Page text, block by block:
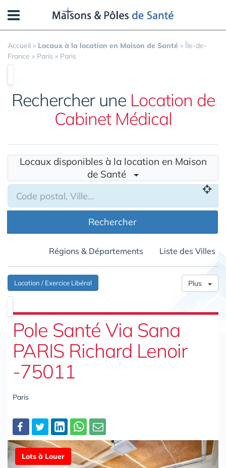
Accueil » Locaux à la location en Maison de Santé » Île-de-
France » Paris » Paris
Rechercher une Location de
Cabinet Médical
Locaux disponibles à la location en Maison
de Santé
Rechercher
Régions & Départements Liste des Villes
Location / Exercice Libéral Plus
Pole Santé Via Sana
PARIS Richard Lenoir
-75011
Paris
Partager
Lots à Louer
Panneau de gestion des cookies